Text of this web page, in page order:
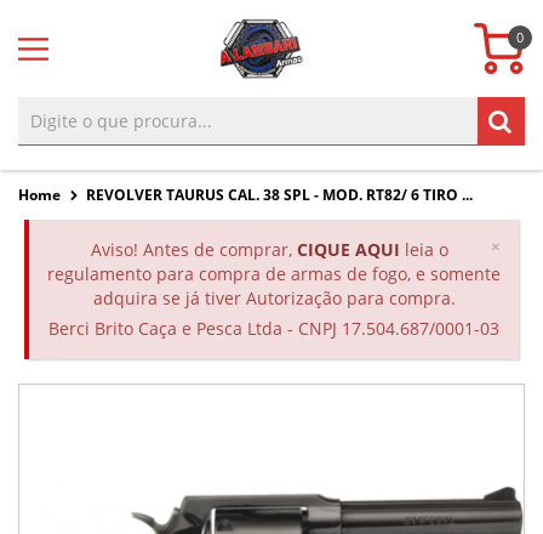
0
Home REVOLVER TAURUS CAL. 38 SPL - MOD. RT82/ 6 TIRO ...
×
Aviso! Antes de comprar, CIQUE AQUI leia o
regulamento para compra de armas de fogo, e somente
adquira se já tiver Autorização para compra.
Berci Brito Caça e Pesca Ltda - CNPJ 17.504.687/0001-03